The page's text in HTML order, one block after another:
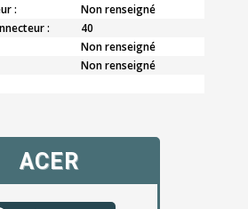
:
Non renseigné
:
40
Non renseigné
Non renseigné
ACER